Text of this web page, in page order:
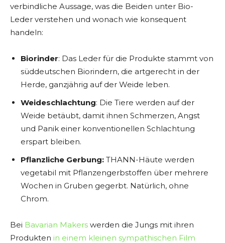
verbindliche Aussage, was die Beiden unter Bio-
Leder verstehen und wonach wie konsequent
handeln:
Biorinder: Das Leder für die Produkte stammt von
süddeutschen Biorindern, die artgerecht in der
Herde, ganzjährig auf der Weide leben.
Weide­schlachtung: Die Tiere werden auf der
Weide betäubt, damit ihnen Schmerzen, Angst
und Panik einer konventionellen Schlachtung
erspart bleiben.
Pflanzliche Gerbung: THANN-Häute werden
vegetabil mit Pflanzengerbstoffen über mehrere
Wochen in Gruben gegerbt. Natürlich, ohne
Chrom.
Bei Bavarian Makers werden die Jungs mit ihren
Produkten in einem kleinen sympathischen Film